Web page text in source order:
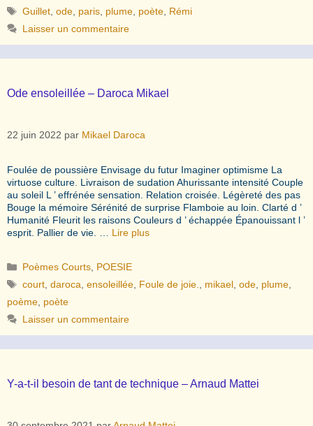
Étiquettes
Guillet ,ode paris plume poète Rémi
Laisser un commentaire
Ode ensoleillée – Daroca Mikael
22 juin 2022 par Mikael Daroca
Foulée de poussière Envisage du futur Imaginer optimisme La
virtuose culture. Livraison de sudation Ahurissante intensité Couple
au soleil L ’ effrénée sensation. Relation croisée. Légèreté des pas
Bouge la mémoire Sérénité de surprise Flamboie au loin. Clarté d ’
Humanité Fleurit les raisons Couleurs d ’ échappée Épanouissant l ’
esprit. Pallier de vie. … Lire plus
Catégories
Poèmes Courts POESIE
Étiquettes
court ,daroca ,ensoleillée Foule de joie. mikael ,ode plume
poème poète
Laisser un commentaire
Y-a-t-il besoin de tant de technique – Arnaud Mattei